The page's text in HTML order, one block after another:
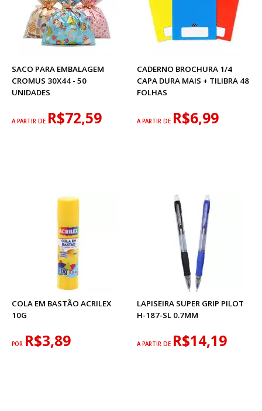
SACO PARA EMBALAGEM
CROMUS 30X44 - 50
UNIDADES
A PARTIR DE R$72,59
CADERNO BROCHURA 1/4
CAPA DURA MAIS + TILIBRA 48
FOLHAS
A PARTIR DE R$6,99
COLA EM BASTÃO ACRILEX
10G
POR R$3,89
LAPISEIRA SUPER GRIP PILOT
H-187-SL 0.7MM
A PARTIR DE R$14,19